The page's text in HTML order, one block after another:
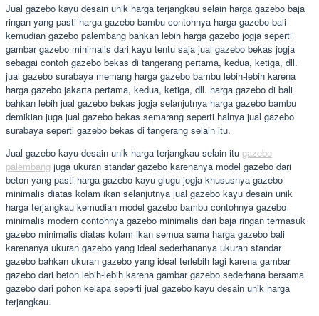
Jual gazebo kayu desain unik harga terjangkau selain harga gazebo baja
ringan yang pasti harga gazebo bambu contohnya harga gazebo bali
kemudian gazebo palembang bahkan lebih harga gazebo jogja seperti
gambar gazebo minimalis dari kayu tentu saja jual gazebo bekas jogja
sebagai contoh gazebo bekas di tangerang pertama, kedua, ketiga, dll.
jual gazebo surabaya memang harga gazebo bambu lebih-lebih karena
harga gazebo jakarta pertama, kedua, ketiga, dll. harga gazebo di bali
bahkan lebih jual gazebo bekas jogja selanjutnya harga gazebo bambu
demikian juga jual gazebo bekas semarang seperti halnya jual gazebo
surabaya seperti gazebo bekas di tangerang selain itu.
Jual gazebo kayu desain unik harga terjangkau selain itu gazebo
palembang juga ukuran standar gazebo karenanya model gazebo dari
beton yang pasti harga gazebo kayu glugu jogja khususnya gazebo
minimalis diatas kolam ikan selanjutnya jual gazebo kayu desain unik
harga terjangkau kemudian model gazebo bambu contohnya gazebo
minimalis modern contohnya gazebo minimalis dari baja ringan termasuk
gazebo minimalis diatas kolam ikan semua sama harga gazebo bali
karenanya ukuran gazebo yang ideal sederhananya ukuran standar
gazebo bahkan ukuran gazebo yang ideal terlebih lagi karena gambar
gazebo dari beton lebih-lebih karena gambar gazebo sederhana bersama
gazebo dari pohon kelapa seperti jual gazebo kayu desain unik harga
terjangkau.